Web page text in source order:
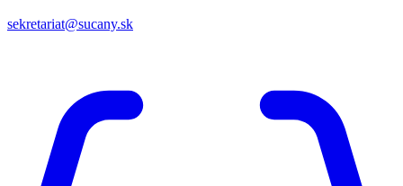
sekretariat@sucany.sk